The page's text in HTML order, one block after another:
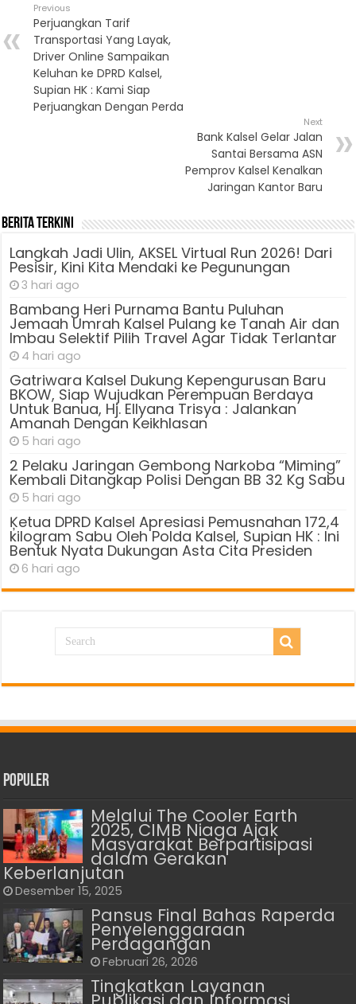
Previous
Perjuangkan Tarif
Transportasi Yang Layak,
Driver Online Sampaikan
Keluhan ke DPRD Kalsel,
Supian HK : Kami Siap
Perjuangkan Dengan Perda
Next
Bank Kalsel Gelar Jalan
Santai Bersama ASN
Pemprov Kalsel Kenalkan
Jaringan Kantor Baru
Berita Terkini
Langkah Jadi Ulin, AKSEL Virtual Run 2026! Dari
Pesisir, Kini Kita Mendaki ke Pegunungan
3 hari ago
Bambang Heri Purnama Bantu Puluhan
Jemaah Umrah Kalsel Pulang ke Tanah Air dan
Imbau Selektif Pilih Travel Agar Tidak Terlantar
4 hari ago
Gatriwara Kalsel Dukung Kepengurusan Baru
BKOW, Siap Wujudkan Perempuan Berdaya
Untuk Banua, Hj. Ellyana Trisya : Jalankan
Amanah Dengan Keikhlasan
5 hari ago
2 Pelaku Jaringan Gembong Narkoba “Miming”
Kembali Ditangkap Polisi Dengan BB 32 Kg Sabu
5 hari ago
Ķetua DPRD Kalsel Apresiasi Pemusnahan 172,4
kilogram Sabu Oleh Polda Kalsel, Supian HK : Ini
Bentuk Nyata Dukungan Asta Cita Presiden
6 hari ago
Populer
Melalui The Cooler Earth
2025, CIMB Niaga Ajak
Masyarakat Berpartisipasi
dalam Gerakan
Keberlanjutan
Desember 15, 2025
Pansus Final Bahas Raperda
Penyelenggaraan
Perdagangan
Februari 26, 2026
Tingkatkan Layanan